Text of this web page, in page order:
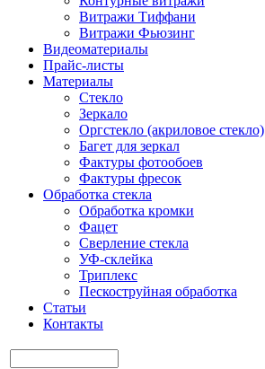
Витражи Тиффани
Витражи Фьюзинг
Видеоматериалы
Прайс-листы
Материалы
Стекло
Зеркало
Оргстекло (акриловое стекло)
Багет для зеркал
Фактуры фотообоев
Фактуры фресок
Обработка стекла
Обработка кромки
Фацет
Сверление стекла
УФ-склейка
Триплекс
Пескоструйная обработка
Статьи
Контакты